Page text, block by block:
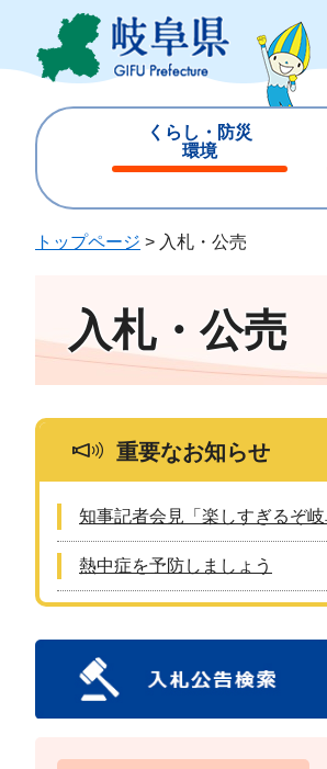
ジ
ュ
くらし・防災
環境
じ
トップページ > 入札・公売
入札・公売
重要なお知らせ
知事記者会見「楽しすぎるぞ
熱中症を予防しましょう